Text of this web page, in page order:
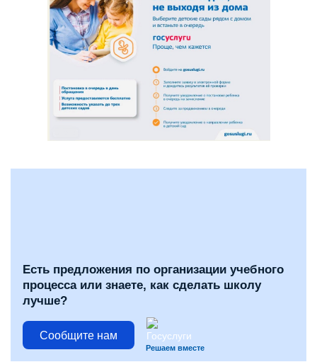
Есть предложения по организации учебного
процесса или знаете, как сделать школу
лучше?
Сообщите нам
Решаем вместе